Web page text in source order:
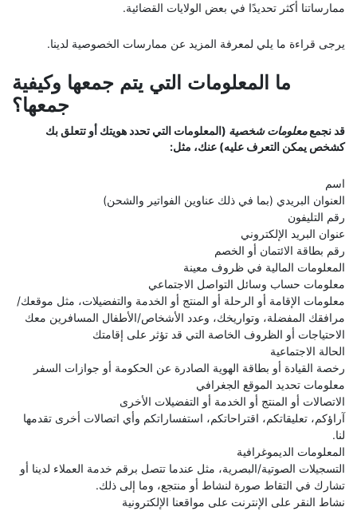
ممارساتنا أكثر تحديدًا في بعض الولايات القضائية.
يرجى قراءة ما يلي لمعرفة المزيد عن ممارسات الخصوصية لدينا.
ما المعلومات التي يتم جمعها وكيفية
جمعها؟
قد نجمعمعلومات شخصية (المعلومات التي تحدد هويتك أو تتعلق بك
كشخص يمكن التعرف عليه) عنك، مثل:
اسم
العنوان البريدي (بما في ذلك عناوين الفواتير والشحن)
رقم التليفون
عنوان البريد الإلكتروني
رقم بطاقة الائتمان أو الخصم
المعلومات المالية في ظروف معينة
معلومات حساب وسائل التواصل الاجتماعي
معلومات الإقامة أو الرحلة أو المنتج أو الخدمة والتفضيلات، مثل موقعك/
مرافقك المفضلة، وتواريخك، وعدد الأشخاص/الأطفال المسافرين معك
الاحتياجات أو الظروف الخاصة التي قد تؤثر على إقامتك
الحالة الاجتماعية
رخصة القيادة أو بطاقة الهوية الصادرة عن الحكومة أو جوازات السفر
معلومات تحديد الموقع الجغرافي
الاتصالات أو المنتج أو الخدمة أو التفضيلات الأخرى
آراؤكم، تعليقاتكم، اقتراحاتكم، استفساراتكم وأي اتصالات أخرى تقدمها
لنا.
المعلومات الديموغرافية
التسجيلات الصوتية/البصرية، مثل عندما تتصل برقم خدمة العملاء لدينا أو
تشارك في التقاط صورة لنشاط أو منتجع، وما إلى ذلك.
نشاط النقر على الإنترنت على مواقعنا الإلكترونية